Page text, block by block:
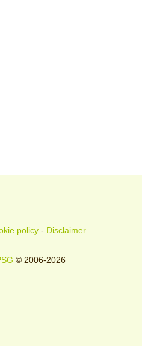
policy- Disclaimer
© 2006-2026